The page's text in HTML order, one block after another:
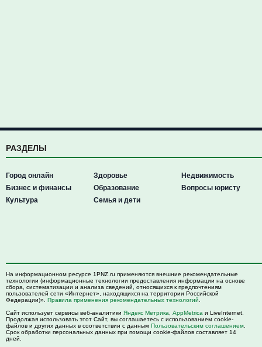
РАЗДЕЛЫ
Город онлайн
Бизнес и финансы
Культура
Здоровье
Образование
Семья и дети
Недвижимость
Вопросы юристу
На информационном ресурсе 1PNZ.ru применяются внешние рекомендательные
технологии (информационные технологии предоставления информации на основе
сбора, систематизации и анализа сведений, относящихся к предпочтениям
пользователей сети «Интернет», находящихся на территории Российской
Федерации)». Правила применения рекомендательных технологий
Сайт использует сервисы веб-аналитики Яндекс Метрика AppMetrica и LiveInternet.
Продолжая использовать этот Сайт, вы соглашаетесь с использованием cookie-
файлов и других данных в соответствии с данным Пользовательским соглашением
Срок обработки персональных данных при помощи cookie-файлов составляет 14
дней.